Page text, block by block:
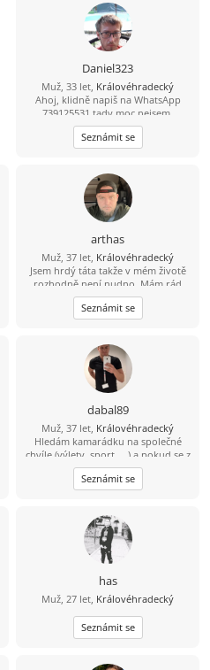
Daniel323
Muž, 33 let, Královéhradecký
Ahoj, klidně napiš na WhatsApp
739125531 tady moc nejsem.
Seznámit se
arthas
Muž, 37 let, Královéhradecký
Jsem hrdý táta takže v mém životě
rozhodně není nudno. Mám rád
aktivní odpočinek – vyrazit na
procházku, do přírody nebo na výlet
je pro mě ideální způsob, jak vyčistit
rád zkouším vařit nová jídla, pustím
si dobrý film nebo si prostě jen tak
užívám zasloužený klid. Hledám
pohodovou ženu, se kterou je
sranda, má smysl pro zábavu a
nezkazí žádnou legraci. Oceníš-li můj
životní styl, ráda vyrazíš ven a máš
pro strach uděláno, budeme si
skvěle rozumět.
Seznámit se
dabal89
Muž, 37 let, Královéhradecký
Hledám kamarádku na společné
chvíle (výlety, sport, ...) a pokud se z
toho vyklube něco víc, budu velmi
rád ... :-)
Seznámit se
has
Muž, 27 let, Královéhradecký
Seznámit se